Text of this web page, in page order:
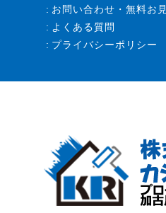
お問い合わせ・無料お
よくある質問
プライバシーポリシー